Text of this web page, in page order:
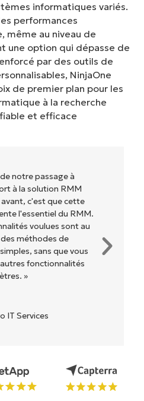
informatiques variés.
performances
même au niveau de
une option qui dépasse de
par des outils de
NinjaOne
de premier plan pour les
à la recherche
et efficace
simple
une interface fluide et
back-end puissantes.
complexe ou
maîtriser. Toutes les
sont clairement
comprendre et il est
»
Solutions